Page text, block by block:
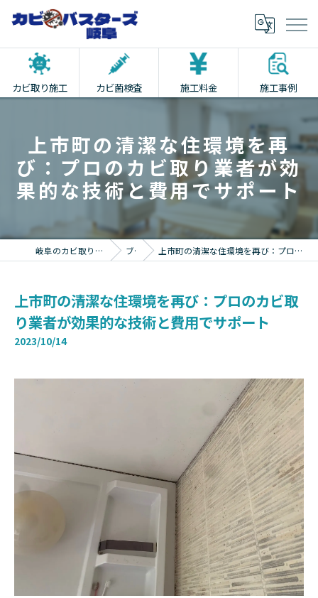
カビ取り施工 カビ菌検査 施工料金 施工事例
上市町の清潔な住環境を再
び：プロのカビ取り業者が効
果的な技術と費用でサポート
岐阜のカビ取りならカビバスターズ岐阜 ブログ 上市町の清潔な住環境を再び：プロのカビ取り業者が効果的な技術と費用でサポート
上市町の清潔な住環境を再び：プロのカビ取
り業者が効果的な技術と費用でサポート
2023/10/14